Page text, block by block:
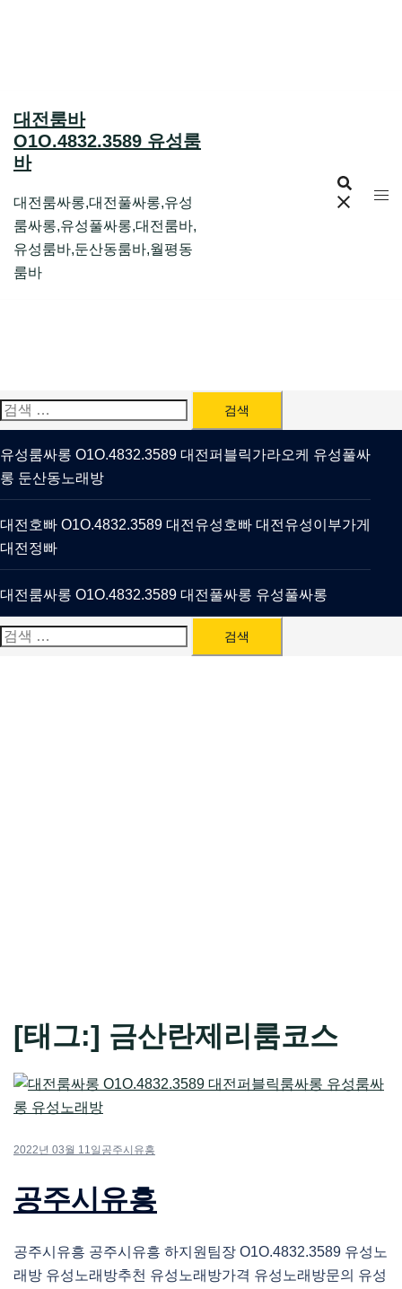
대전룸바
O1O.4832.3589 유성룸
바
대전룸싸롱,대전풀싸롱,유성
룸싸롱,유성풀싸롱,대전룸바,
유성룸바,둔산동룸바,월평동
룸바
검
색:
유성룸싸롱 O1O.4832.3589 대전퍼블릭가라오케 유성풀싸
롱 둔산동노래방
대전호빠 O1O.4832.3589 대전유성호빠 대전유성이부가게
대전정빠
대전룸싸롱 O1O.4832.3589 대전풀싸롱 유성풀싸롱
검
[태그:] 금산란제리룸코스
2022년 03월 11일 공주시유흥
공주시유흥
공주시유흥 공주시유흥 하지원팀장 O1O.4832.3589 유성노
래방 유성노래방추천 유성노래방가격 유성노래방문의 유성